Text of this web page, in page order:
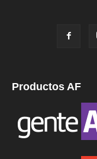
Productos AF